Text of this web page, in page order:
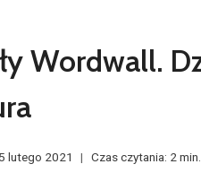
Wordwall.
lutego 2021 Czas czytania: 2 min.